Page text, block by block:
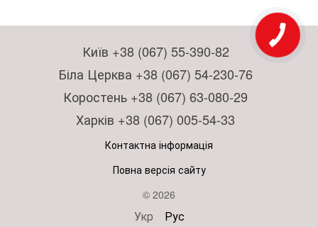
Київ +38 (067) 55-390-82
Біла Церква +38 (067) 54-230-76
Коростень +38 (067) 63-080-29
Харків +38 (067) 005-54-33
Контактна інформація
Повна версія сайту
© 2026
Укр Рус